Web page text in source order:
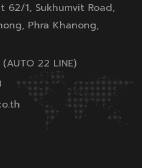
62/1, Sukhumvit Road,
Phra Khanong,
22 LINE)